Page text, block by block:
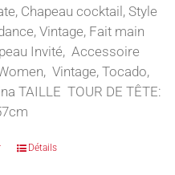
Chapeau cocktail, Style
Vintage, Fait main
Invité, Accessoire
Vintage, Tocado,
TAILLE TOUR DE TÊTE:
Détails